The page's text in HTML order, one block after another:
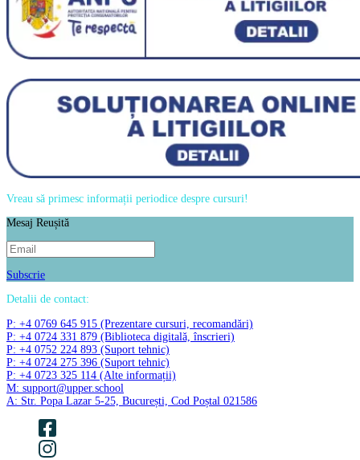
Vreau să primesc informații periodice despre cursuri!
Mesaj Reușită
Subscrie
Detalii de contact:
P: +4 0769 645 915 (Prezentare cursuri, recomandări)
P: +4 0724 331 879 (Biblioteca digitală, înscrieri)
P: +4 0752 224 893 (Suport tehnic)
P: +4 0724 275 396 (Suport tehnic)
P: +4 0723 325 114 (Alte informații)
M: support@upper.school
A: Str. Popa Lazar 5-25, București, Cod Poștal 021586